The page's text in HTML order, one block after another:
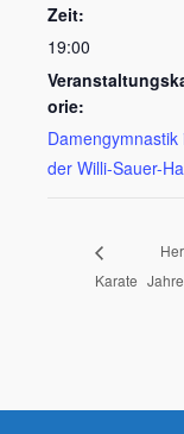
Zeit:
19:00
orie:
Damengymnastik
der Willi-Sauer-
Karate